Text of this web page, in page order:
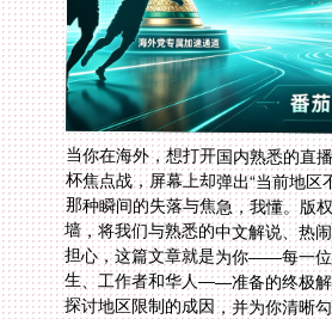
当你在海外，想打开国内熟悉的直
杯焦点战，屏幕上却弹出“当前地区
那种瞬间的失落与焦急，我懂。版
墙，将我们与熟悉的中文解说、热
担心，这篇文章就是为你——每一
生、工作者和华人——准备的终极
探讨地区限制的成因，并为你清晰
回国加速工具，重新畅享国内各大